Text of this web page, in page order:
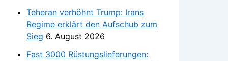
Teheran verhöhnt Trump: Irans
Regime erklärt den Aufschub zum
Sieg 6. August 2026
Fast 3000 Rüstungslieferungen: